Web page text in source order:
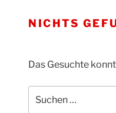
NICHTS
Das Gesuchte
nach: